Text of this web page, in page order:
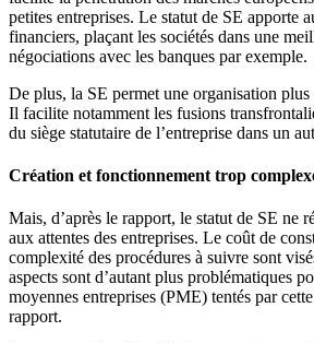
petites entreprises. Le statut de SE apporte
financiers, plaçant les sociétés dans une
négociations avec les banques par exemple.
De plus, la SE permet une organisation plus
Il facilite notamment les fusions
du siège statutaire de l’entreprise dans un
Création et fonctionnement trop
Mais, d’après le rapport, le statut de SE ne
aux attentes des entreprises. Le coût de
complexité des procédures à suivre sont
aspects sont d’autant plus problématiques
moyennes entreprises (PME) tentés par
rapport.